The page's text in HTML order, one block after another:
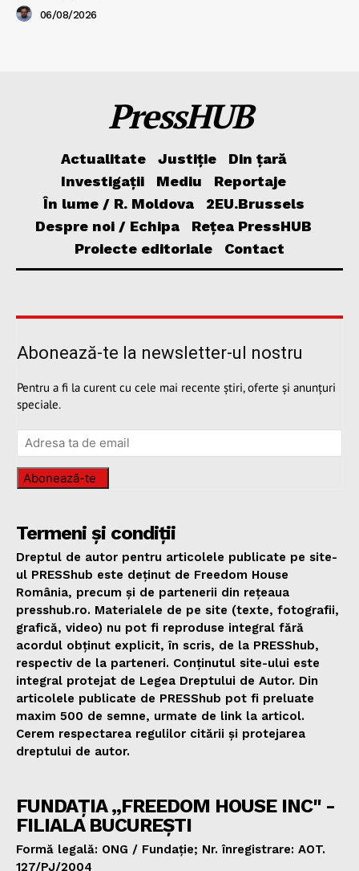
06/08/2026
PressHUB
Actualitate Justiție
Din țară
Investigații
Mediu
Reportaje
În lume / R. Moldova
2EU.Brussels
Despre noi / Echipa
Rețea PressHUB
Proiecte editoriale
Contact
Abonează-te la newsletter-ul nostru
Pentru a fi la curent cu cele mai recente știri, oferte și anunțuri
speciale.
Abonează-te
Termeni și condiții
Dreptul de autor pentru articolele publicate pe site-
ul PRESShub este deținut de Freedom House
România, precum și de partenerii din rețeaua
presshub.ro. Materialele de pe site (texte, fotografii,
grafică, video) nu pot fi reproduse integral fără
acordul obținut explicit, în scris, de la PRESShub,
respectiv de la parteneri. Conținutul site-ului este
integral protejat de Legea Dreptului de Autor. Din
articolele publicate de PRESShub pot fi preluate
maxim 500 de semne, urmate de link la articol.
Cerem respectarea regulilor citării și protejarea
dreptului de autor.
FUNDAȚIA „FREEDOM HOUSE INC" -
FILIALA BUCUREȘTI
Formă legală: ONG / Fundație; Nr. înregistrare: AOT.
127/PJ/2004